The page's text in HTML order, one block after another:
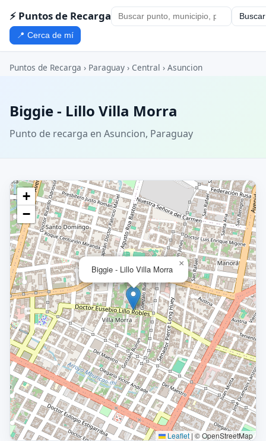
⚡ Puntos de Recarga Buscar
📍 Cerca de mí
Puntos de Recarga › Paraguay › Central › Asuncion
Biggie - Lillo Villa Morra
Punto de recarga en Asuncion, Paraguay
Biggie - Lillo Villa Morra
×
+
−
Leaflet | © OpenStreetMap